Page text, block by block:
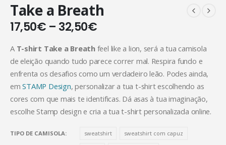
Take a Breath
17,50€ – 32,50€
A T-shirt Take a Breathfeel like a lion, será a tua camisola
de eleição quando tudo parece correr mal. Respira fundo e
enfrenta os desafios como um verdadeiro leão. Podes ainda,
emSTAMP Design, personalizar a tua t-shirt escolhendo as
cores com que mais te identificas. Dá asas à tua imaginação,
escolhe Stamp design e cria a tua t-shirt personalizada online.
TIPO DE CAMISOLA sweatshirt sweatshirt com capuz